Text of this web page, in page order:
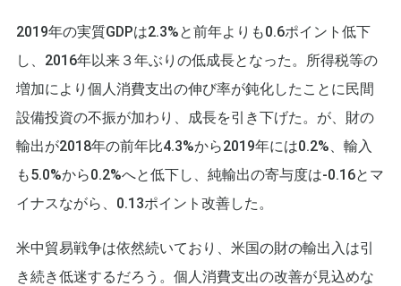
2019年の実質GDPは2.3%と前年よりも0.6ポイント低下
し、2016年以来３年ぶりの低成長となった。所得税等の
増加により個人消費支出の伸び率が鈍化したことに民間
設備投資の不振が加わり、成長を引き下げた。が、財の
輸出が2018年の前年比4.3%から2019年には0.2%、輸入
も5.0%から0.2%へと低下し、純輸出の寄与度は-0.16とマ
イナスながら、0.13ポイント改善した。
米中貿易戦争は依然続いており、米国の財の輸出入は引
き続き低迷するだろう。個人消費支出の改善が見込めな